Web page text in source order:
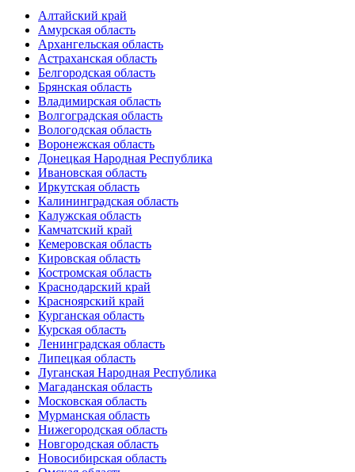
Алтайский край
Амурская область
Архангельская область
Астраханская область
Белгородская область
Брянская область
Владимирская область
Волгоградская область
Вологодская область
Воронежская область
Донецкая Народная Республика
Ивановская область
Иркутская область
Калининградская область
Калужская область
Камчатский край
Кемеровская область
Кировская область
Костромская область
Краснодарский край
Красноярский край
Курганская область
Курская область
Ленинградская область
Липецкая область
Луганская Народная Республика
Магаданская область
Московская область
Мурманская область
Нижегородская область
Новгородская область
Новосибирская область